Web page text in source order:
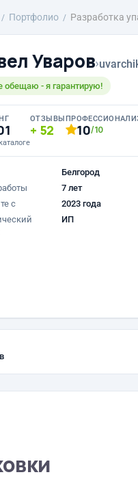
Портфолио Разработка
Уваров›
обещаю - я гарантирую!
ОТЗЫВЫ
52 10/10
Белгород
7 лет
с
2023 года
ИП